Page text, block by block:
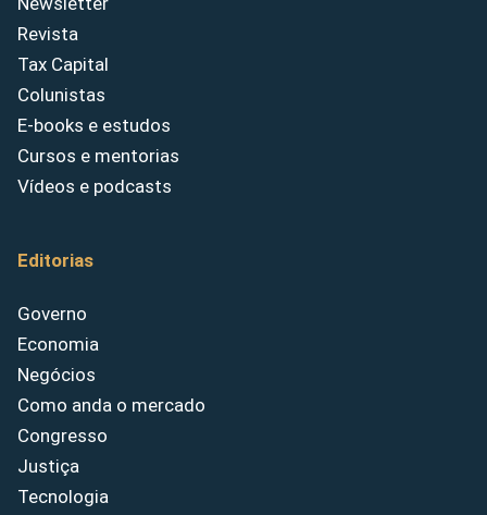
Revista
Tax Capital
Colunistas
E-books e estudos
Cursos e mentorias
Vídeos e podcasts
Editorias
Governo
Economia
Negócios
Como anda o mercado
Congresso
Justiça
Tecnologia